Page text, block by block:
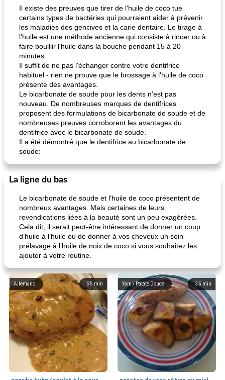
Il existe des preuves que tirer de l'huile de coco tue
certains types de bactéries qui pourraient aider à prévenir
les maladies des gencives et la carie dentaire. Le tirage à
l'huile est une méthode ancienne qui consiste à rincer ou à
faire bouillir l'huile dans la bouche pendant 15 à 20
minutes.
Il suffit de ne pas l'échanger contre votre dentifrice
habituel - rien ne prouve que le brossage à l'huile de coco
présente des avantages.
Le bicarbonate de soude pour les dents n’est pas
nouveau. De nombreuses marques de dentifrices
proposent des formulations de bicarbonate de soude et de
nombreuses preuves corroborent les avantages du
dentifrice avec le bicarbonate de soude.
Il a été démontré que le dentifrice au bicarbonate de
soude:
La ligne du bas
Le bicarbonate de soude et l'huile de coco présentent de
nombreux avantages. Mais certaines de leurs
revendications liées à la beauté sont un peu exagérées.
Cela dit, il serait peut-être intéressant de donner un coup
d’huile à l’huile ou de donner à vos cheveux un soin
prélavage à l’huile de noix de coco si vous souhaitez les
ajouter à votre routine.
95 min
Allemand 35 min
Yam / Patate Douce